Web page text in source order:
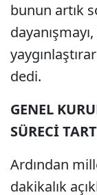
bunun artık
dedi.
GENEL
SÜRECİ
Ardından
dakikalık